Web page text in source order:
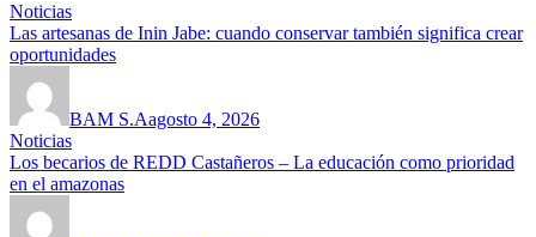
Noticias
Las artesanas de Inin Jabe: cuando conservar también significa crear
oportunidades
BAM S.Aagosto 4, 2026
Noticias
Los becarios de REDD Castañeros – La educación como prioridad
en el amazonas